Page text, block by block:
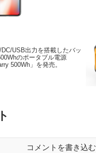
USB出力を搭載したバッ
のポータブル電源
500Wh」を発売。
コメントを書き込む